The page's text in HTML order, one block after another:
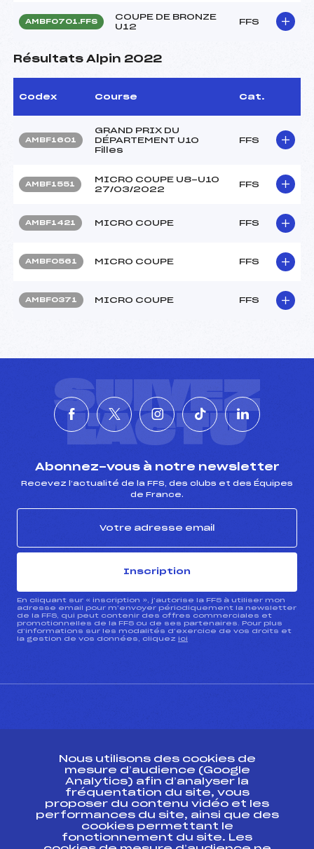
AMBF0701.FFS
COUPE DE BRONZE
U12
FFS
Résultats Alpin 2022
Codex Course Cat.
AMBF1601
GRAND PRIX DU
DÉPARTEMENT U10
Filles
FFS
AMBF1551
MICRO COUPE U8-U10
27/03/2022
FFS
AMBF1421 MICRO COUPE FFS
AMBF0561 MICRO COUPE FFS
AMBF0371 MICRO COUPE FFS
SUIVEZ
L'ACTU
Abonnez-vous à notre newsletter
Recevez l’actualité de la FFS, des clubs et des Équipes
de France.
Inscription
En cliquant sur « inscription », j’autorise la FFS à utiliser mon
adresse email pour m’envoyer périodiquement la newsletter
de la FFS, qui peut contenir des offres commerciales et
promotionnelles de la FFS ou de ses partenaires. Pour plus
d’informations sur les modalités d’exercice de vos droits et
la gestion de vos données, cliquez ici
ESPACE PRESSE
Ressources
Pass’Neige
Projet sportif fédéral
Nous utilisons des cookies de
mesure d’audience (Google
Analytics) afin d’analyser la
fréquentation du site, vous
proposer du contenu vidéo et les
performances du site, ainsi que des
cookies permettant le
fonctionnement du site. Les